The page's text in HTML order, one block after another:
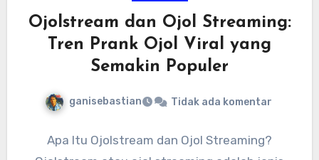
Ojolstream dan Ojol Streaming:
Tren Prank Ojol Viral yang
Semakin Populer
ganisebastian Tidak ada komentar
Apa Itu Ojolstream dan Ojol Streaming?